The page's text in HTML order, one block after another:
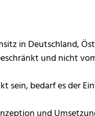
in Deutschland,
und nicht
sein, bedarf es der